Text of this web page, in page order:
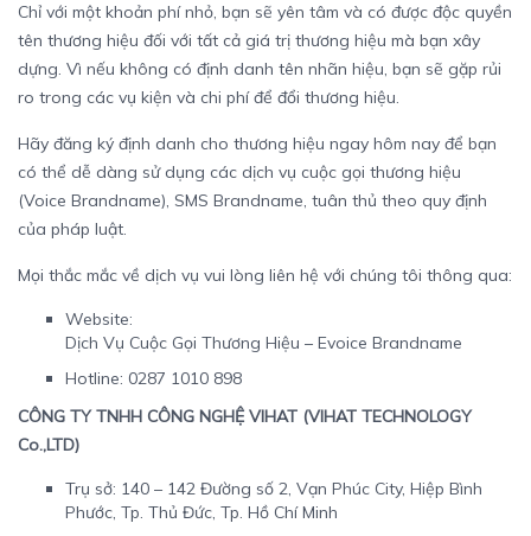
Chỉ với một khoản phí nhỏ, bạn sẽ yên tâm và có được độc quyền
tên thương hiệu đối với tất cả giá trị thương hiệu mà bạn xây
dựng. Vì nếu không có định danh tên nhãn hiệu, bạn sẽ gặp rủi
ro trong các vụ kiện và chi phí để đổi thương hiệu.
Hãy đăng ký định danh cho thương hiệu ngay hôm nay để bạn
có thể dễ dàng sử dụng các dịch vụ cuộc gọi thương hiệu
(Voice Brandname), SMS Brandname, tuân thủ theo quy định
của pháp luật.
Mọi thắc mắc về dịch vụ vui lòng liên hệ với chúng tôi thông qua:
Website:
Dịch Vụ Cuộc Gọi Thương Hiệu – Evoice Brandname
Hotline: 0287 1010 898
CÔNG TY TNHH CÔNG NGHỆ VIHAT (VIHAT TECHNOLOGY
Co.,LTD)
Trụ sở: 140 – 142 Đường số 2, Vạn Phúc City, Hiệp Bình
Phước, Tp. Thủ Đức, Tp. Hồ Chí Minh